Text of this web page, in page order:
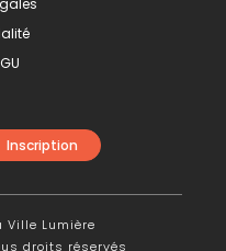
Inscription
Ville Lumière
droits réservés